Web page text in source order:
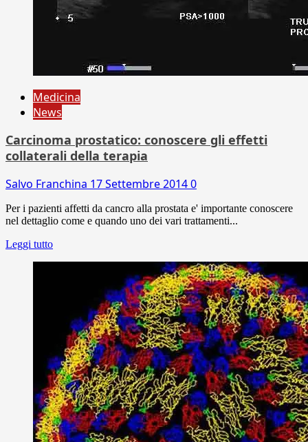
Medicina
News
Carcinoma prostatico: conoscere gli effetti
collaterali della terapia
Salvo Franchina 17 Settembre 20140
Per i pazienti affetti da cancro alla prostata e' importante conoscere
nel dettaglio come e quando uno dei vari trattamenti...
Leggi tutto